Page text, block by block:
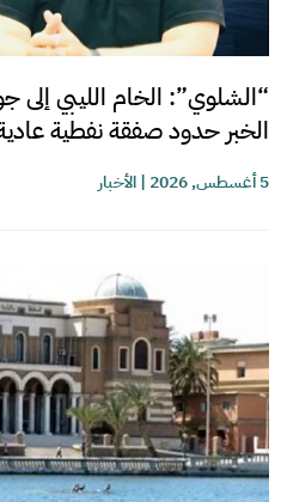
“الشلوي”: الخام الليبي إلى
الخبر حدود صفقة نفطية
5 أغسطس, 2026 |الأخبار